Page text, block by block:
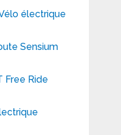
électrique
Sensium
Free Ride